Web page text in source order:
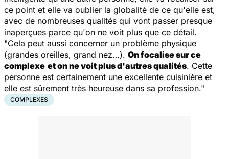
ce point et elle va oublier la globalité de ce qu'elle est,
avec de nombreuses qualités qui vont passer presque
inaperçues parce qu'on ne voit plus que ce détail.
"Cela peut aussi concerner un problème physique
(grandes oreilles, grand nez…). On focalise sur ce
complexe et on ne voit plus d'autres qualités. Cette
personne est certainement une excellente cuisinière et
elle est sûrement très heureuse dans sa profession."
COMPLEXES